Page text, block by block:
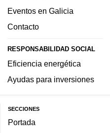
Eventos en Galicia
Contacto
RESPONSABILIDAD SOCIAL
Eficiencia energética
Ayudas para inversiones
SECCIONES
Portada